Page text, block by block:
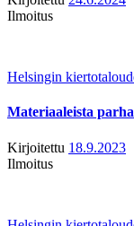
Ilmoitus
Helsingin
Materiaaleista
Kirjoitettu 18.9.2023
Ilmoitus